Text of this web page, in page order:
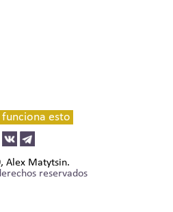
esto
Alex Matytsin.
reservados